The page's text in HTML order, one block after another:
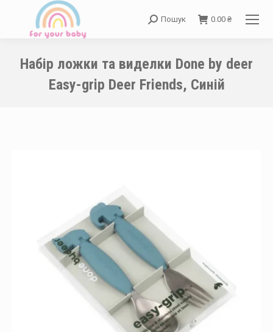
Search:
Пошук 0.00 ₴
Набір ложки та виделки Done by deer
Easy-grip Deer Friends, Синій